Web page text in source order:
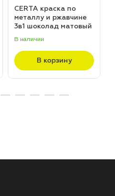
CERTA краска по
металлу и ржавчине
3в1 шоколад матовый
В наличии
В корзину